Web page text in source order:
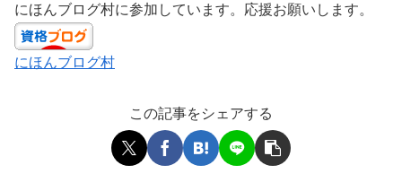
にほんブログ村に参加しています。応援お願いします。
にほんブログ村
この記事をシェアする